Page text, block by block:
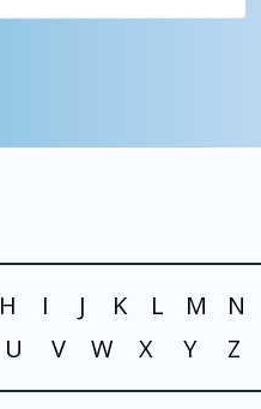
H I J K L M
N
U V W X Y Z